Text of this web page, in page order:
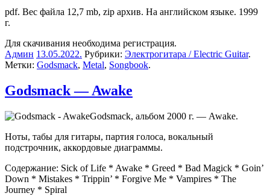
pdf. Вес файла 12,7 mb, zip архив. На английском языке. 1999
г.
Для скачивания необходима регистрация.
Админ 13.05.2022. Рубрики: Электрогитара / Electric Guitar.
Метки: Godsmack, Metal, Songbook.
Godsmack — Awake
Godsmack, альбом 2000 г. — Awake.
Ноты, табы для гитары, партия голоса, вокальный
подстрочник, аккордовые диаграммы.
Содержание: Sick of Life * Awake * Greed * Bad Magick * Goin’
Down * Mistakes * Trippin’ * Forgive Me * Vampires * The
Journey * Spiral